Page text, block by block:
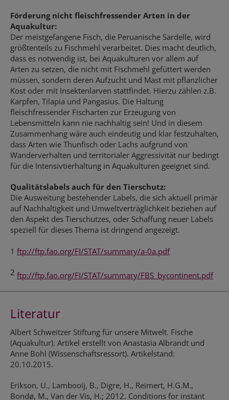
Förderung nicht fleischfressender Arten in der
Aquakultur:
Der meistgefangene Fisch, die Peruanische Sardelle, wird
größtenteils zu Fischmehl verarbeitet. Dies macht deutlich,
dass es notwendig ist, bei Aquakulturen vor allem auf
Arten zu setzen, die nicht mit Fischmehl gefüttert werden
müssen, sondern deren Aufzucht und Mast mit pflanzlicher
Kost oder mit Insektenlarven stattfindet. Hierzu zählen z.B.
Karpfen, Tilapia und Pangasius. Die Haltung
fleischfressender Fischarten zur Erzeugung von
Lebensmitteln kann nie nachhaltig sein! Und in diesem
Zusammenhang wäre auch eindeutig und klar festzuhalten,
dass Arten wie Thunfisch oder Lachs aufgrund von
Wanderverhalten und territorialer Aggressivität nur bedingt
für die Intensivtierhaltung in Aquakulturen geeignet sind.
Qualitätslabels auch für den Tierschutz:
Die Ausweitung bestehender Labels, die sich aktuell primär
auf Nachhaltigkeit und Umweltverträglichkeit beziehen auf
den Aspekt des Tierschutzes, oder Schaffung neuer Labels
speziell für dieses Thema ist dringend angezeigt.
1 ftp://ftp.fao.org/FI/STAT/summary/a-0a.pdf
2 ftp://ftp.fao.org/FI/STAT/summary/FBS_bycontinent.pdf
Literatur
Albert Schweitzer Stiftung für unsere Mitwelt. Fische
(Aquakultur). Artikel erstellt von Anastasia Albrandt und
Anne Bohl (Wissenschaftsressort). Artikelstand:
20.10.2015.
Erikson, U., Lambooij, B., Digre, H., Reimert, H.G.M.,
Bondø, M., Van der Vis, H.; 2012. Conditions for instant